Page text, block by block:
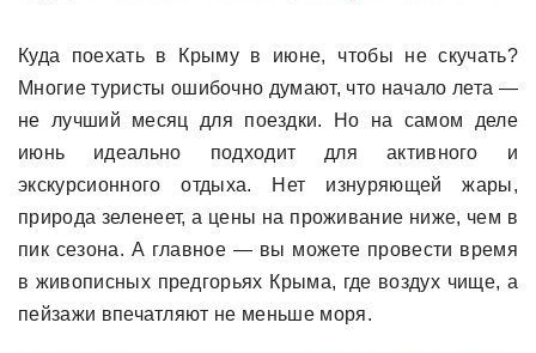
Куда поехать в Крыму в июне, чтобы не скучать?
Многие туристы ошибочно думают, что начало лета —
не лучший месяц для поездки. Но на самом деле
июнь идеально подходит для активного и
экскурсионного отдыха. Нет изнуряющей жары,
природа зеленеет, а цены на проживание ниже, чем в
пик сезона. А главное — вы можете провести время
в живописных предгорьях Крыма, где воздух чище, а
пейзажи впечатляют не меньше моря.